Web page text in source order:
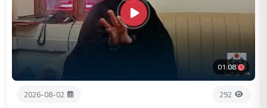
01:08
292
2026-08-02